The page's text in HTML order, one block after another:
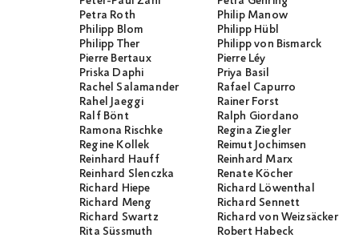
Petra Roth
Philip Manow
Philipp Blom
Philipp Hübl
Philipp Ther
Philipp von Bismarck
Pierre Bertaux
Pierre Léy
Priska Daphi
Priya Basil
Rachel Salamander
Rafael Capurro
Rahel Jaeggi
Rainer Forst
Ralf Bönt
Ralph Giordano
Ramona Rischke
Regina Ziegler
Regine Kollek
Reimut Jochimsen
Reinhard Hauff
Reinhard Marx
Reinhard Slenczka
Renate Köcher
Richard Hiepe
Richard Löwenthal
Richard Meng
Richard Sennett
Richard Swartz
Richard von Weizsäcker
Rita Süssmuth
Robert Habeck